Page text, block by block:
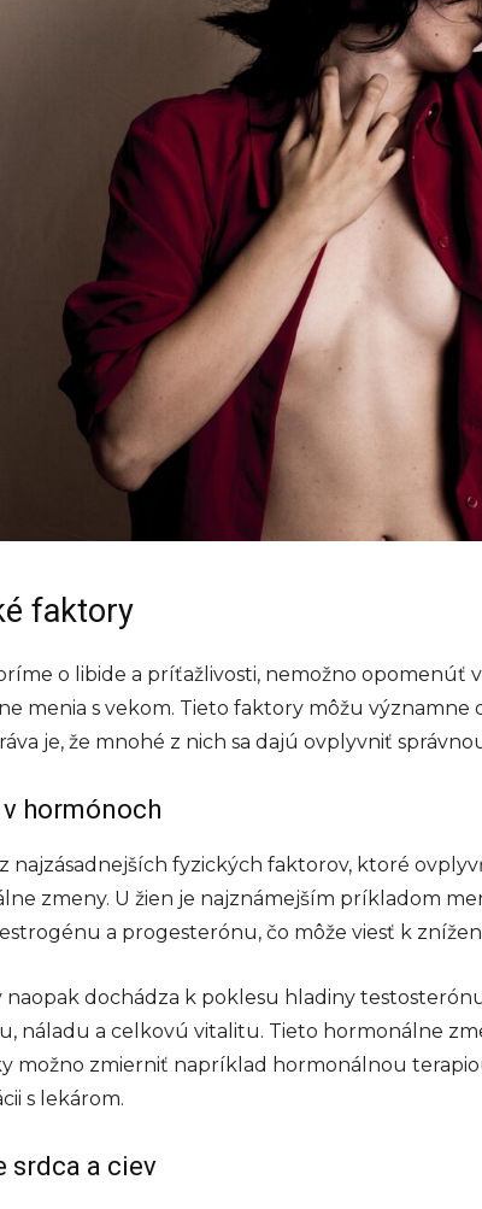
faktory
o libide a príťažlivosti, nemožno opomenúť
menia s vekom. Tieto faktory môžu
je, že mnohé z nich sa dajú ovplyvniť
hormónoch
najzásadnejších fyzických faktorov, ktoré
zmeny. U žien je najznámejším príkladom
a progesterónu, čo môže viesť k
naopak dochádza k poklesu hladiny
náladu a celkovú vitalitu. Tieto hormonálne
možno zmierniť napríklad hormonálnou
s lekárom.
srdca a ciev